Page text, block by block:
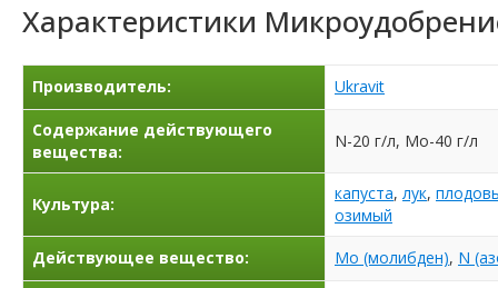
Характеристики
Производитель: Ukravit
Содержание действующего
вещества:
N-20 г/л, Mo-40 г/л
Культура:
капуста, лук,
озимый
Действующее вещество:
Mo (молибден), N